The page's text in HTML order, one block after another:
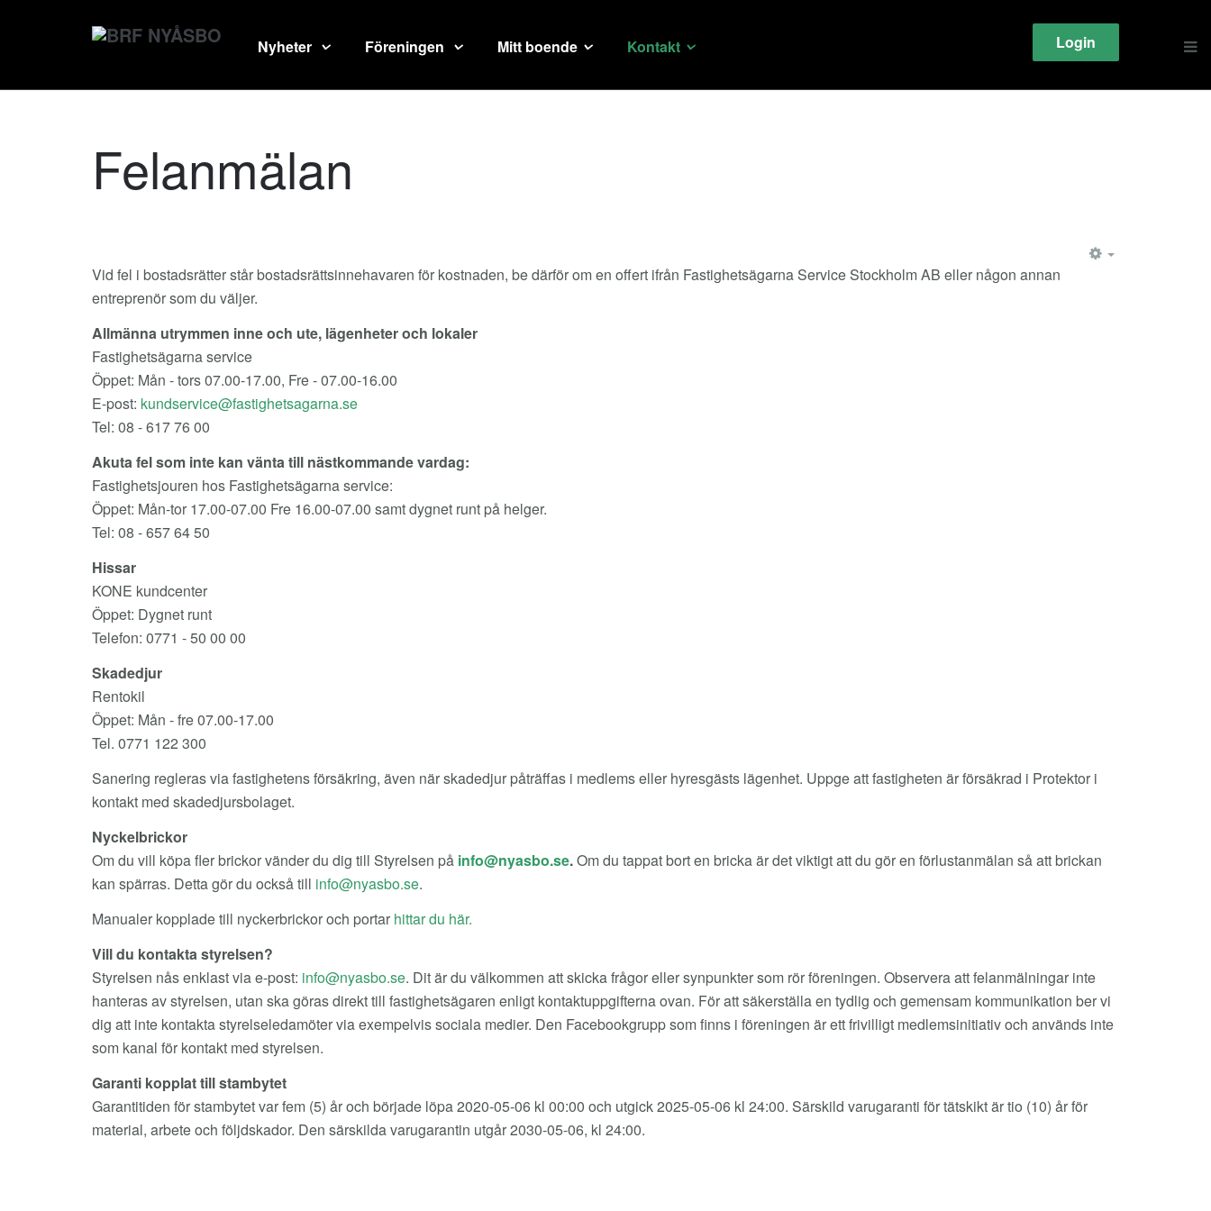
Nyheter Föreningen Mitt boende Kontakt Login
Felanmälan
Vid fel i bostadsrätter står bostadsrättsinnehavaren för kostnaden, be därför om en offert ifrån Fastighetsägarna Service Stockholm AB eller någon annan
entreprenör som du väljer.
Allmänna utrymmen inne och ute, lägenheter och lokaler
Fastighetsägarna service
Öppet: Mån - tors 07.00-17.00, Fre - 07.00-16.00
E-post:
Tel: 08 - 617 76 00
Akuta fel som inte kan vänta till nästkommande vardag:
Fastighetsjouren hos Fastighetsägarna service:
Öppet: Mån-tor 17.00-07.00 Fre 16.00-07.00 samt dygnet runt på helger.
Tel: 08 - 657 64 50
Hissar
KONE kundcenter
Öppet: Dygnet runt
Telefon: 0771 - 50 00 00
Skadedjur
Rentokil
Öppet: Mån - fre 07.00-17.00
Tel. 0771 122 300
Sanering regleras via fastighetens försäkring, även när skadedjur påträffas i medlems eller hyresgästs lägenhet. Uppge att fastigheten är försäkrad i Protektor i
kontakt med skadedjursbolaget.
Nyckelbrickor
Om du vill köpa fler brickor vänder du dig till Styrelsen på
.Om du tappat bort en bricka är det viktigt att du gör en förlustanmälan så att brickan
kan spärras. Detta gör du också till
.
Manualer kopplade till nyckerbrickor och portar hittar du här.
Vill du kontakta styrelsen?
Styrelsen nås enklast via e-post: info@nyasbo.se. Dit är du välkommen att skicka frågor eller synpunkter som rör föreningen. Observera att felanmälningar inte
hanteras av styrelsen, utan ska göras direkt till fastighetsägaren enligt kontaktuppgifterna ovan. För att säkerställa en tydlig och gemensam kommunikation ber vi
dig att inte kontakta styrelseledamöter via exempelvis sociala medier. Den Facebookgrupp som finns i föreningen är ett frivilligt medlemsinitiativ och används inte
som kanal för kontakt med styrelsen.
Garanti kopplat till stambytet
Garantitiden för stambytet var fem (5) år och började löpa 2020-05-06 kl 00:00 och utgick 2025-05-06 kl 24:00. Särskild varugaranti för tätskikt är tio (10) år för
material, arbete och följdskador. Den särskilda varugarantin utgår 2030-05-06, kl 24:00.